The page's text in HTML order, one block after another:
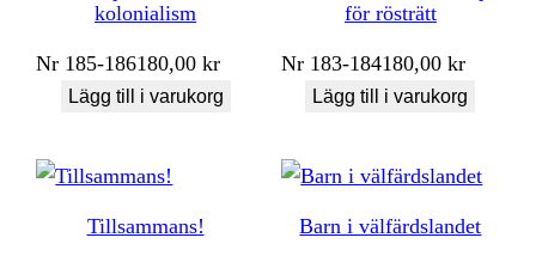
kolonialism
Nr 185-186180,00kr
Lägg till i varukorg
för rösträtt
Nr 183-184180,00kr
Lägg till i varukorg
Tillsammans! Barn i välfärdslandet